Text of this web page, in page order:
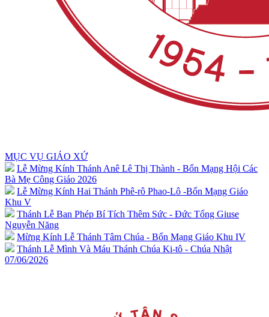
MỤC VỤ GIÁO XỨ
Lễ Mừng Kính Thánh Anê Lê Thị Thành - Bổn Mạng Hội Các
Bà Mẹ Công Giáo 2026
Lễ Mừng Kính Hai Thánh Phê-rô Phao-Lô -Bổn Mạng Giáo
Khu V
Thánh Lễ Ban Phép Bí Tích Thêm Sức - Đức Tổng Giuse
Nguyễn Năng
Mừng Kính Lễ Thánh Tâm Chúa - Bổn Mạng Giáo Khu IV
Thánh Lễ Mình Và Máu Thánh Chúa Ki-tô - Chúa Nhật
07/06/2026